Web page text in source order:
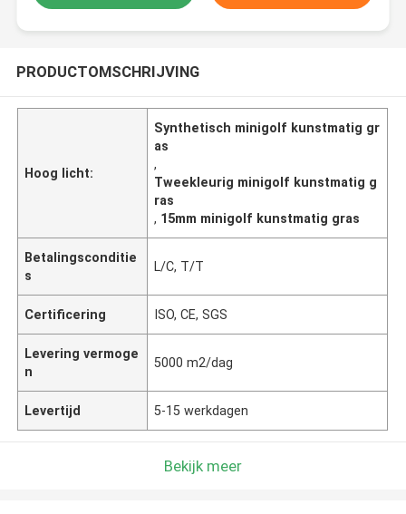
PRODUCTOMSCHRIJVING
Hoog licht:
Synthetisch minigolf kunstmatig gr
as
,
Tweekleurig minigolf kunstmatig g
ras
, 15mm minigolf kunstmatig gras
Betalingsconditie
s
L/C, T/T
Certificering ISO, CE, SGS
Levering vermoge
n
5000 m2/dag
Levertijd 5-15 werkdagen
Bekijk meer